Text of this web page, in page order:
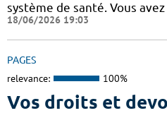
système de santé. Vous
18/06/2026 19:03
PAGES
relevance: 100%
Vos droits et